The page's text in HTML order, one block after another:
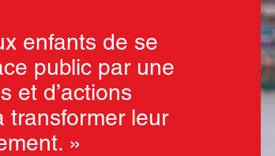
enfants de se
public par une
et d’actions
transformer leur
»